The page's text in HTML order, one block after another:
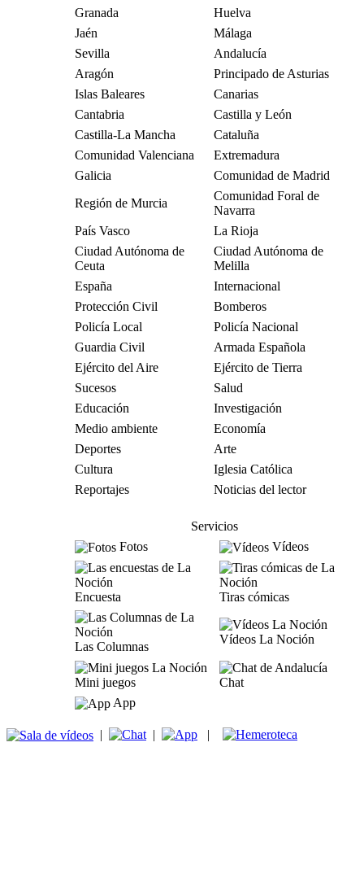
Granada
Huelva
Jaén
Málaga
Sevilla
Andalucía
Aragón
Principado de Asturias
Islas Baleares
Canarias
Cantabria
Castilla y León
Castilla-La Mancha
Cataluña
Comunidad Valenciana
Extremadura
Galicia
Comunidad de Madrid
Región de Murcia
Comunidad Foral de
Navarra
País Vasco
La Rioja
Ciudad Autónoma de
Ceuta
Ciudad Autónoma de
Melilla
España
Internacional
Protección Civil
Bomberos
Policía Local
Policía Nacional
Guardia Civil
Armada Española
Ejército del Aire
Ejército de Tierra
Sucesos
Salud
Educación
Investigación
Medio ambiente
Economía
Deportes
Arte
Cultura
Iglesia Católica
Reportajes
Noticias del lector
Servicios
Fotos
Vídeos
Encuesta Tiras cómicas
Las Columnas
Vídeos La Noción
Mini juegos
Chat
App
| | |